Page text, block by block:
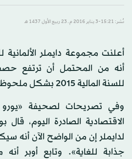
نُشر: 15:21-3 يناير 2016 م ـ 23 ربيع الأول 1437 هـ
أعلنت مجموعة دايملر الألمانية
أنه من المحتمل أن ترتفع
للسنة المالية 2015 بشكل ملحوظ.
وفي تصريحات لصحيفة «يورو
الاقتصادية الصادرة اليوم، قال
لدايملر إن من الواضح الآن أنه
جذابة للغاية». وتابع أوبر أنه